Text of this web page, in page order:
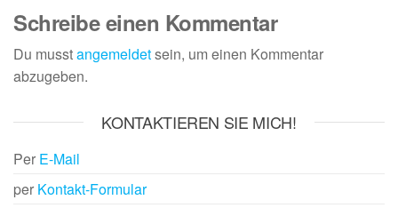
Schreibe einen Kommentar
Du musstangemeldetsein, um einen Kommentar
abzugeben.
KONTAKTIEREN SIE MICH!
Per E-Mail
per Kontakt-Formular